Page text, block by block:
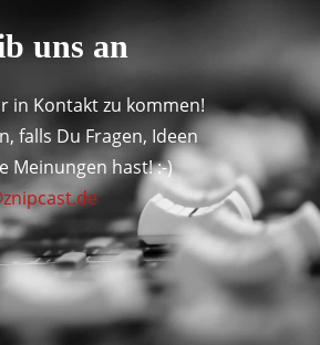
uns an
in Kontakt zu kommen!
falls Du Fragen, Ideen
Meinungen hast! :-)